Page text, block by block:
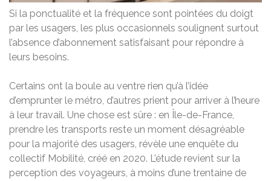
Si la ponctualité et la fréquence sont pointées du doigt
par les usagers, les plus occasionnels soulignent surtout
l’absence d’abonnement satisfaisant pour répondre à
leurs besoins.
Certains ont la boule au ventre rien qu’à l’idée
d’emprunter le métro, d’autres prient pour arriver à l’heure
à leur travail. Une chose est sûre : en Île-de-France,
prendre les transports reste un moment désagréable
pour la majorité des usagers, révèle une enquête du
collectif Mobilité, créé en 2020. L’étude revient sur la
perception des voyageurs, à moins d’une trentaine de